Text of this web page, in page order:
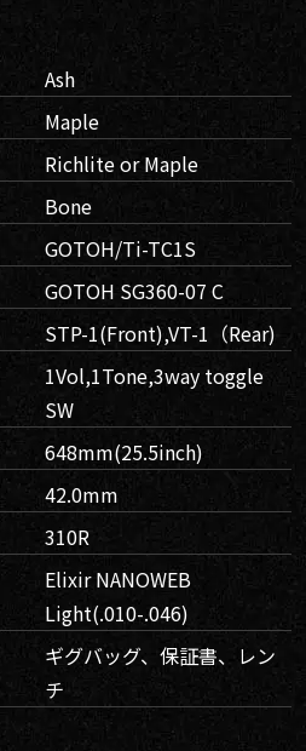
Ash
Maple
Richlite or Maple
Bone
GOTOH/Ti-TC1S
GOTOH SG360-07 C
STP-1(Front),VT-1（Rear)
1Vol,1Tone,3way toggle
SW
648mm(25.5inch)
42.0mm
310R
Elixir NANOWEB
Light(.010-.046)
ギグバッグ、保証書、レン
チ